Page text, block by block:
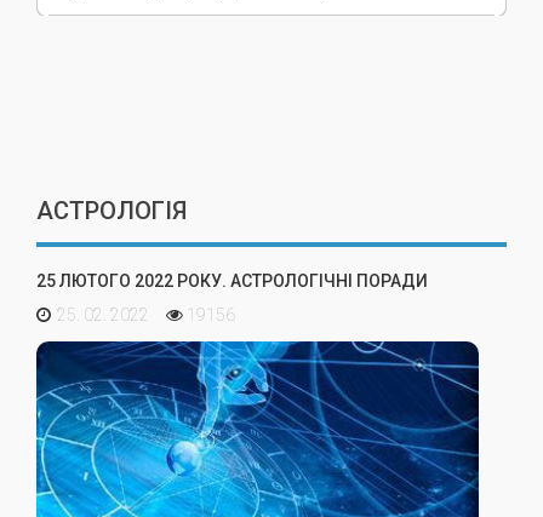
АСТРОЛОГІЯ
25 ЛЮТОГО 2022 РОКУ. АСТРОЛОГІЧНІ ПОРАДИ
25. 02. 2022
19156